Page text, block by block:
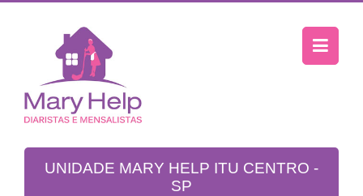
UNIDADE MARY HELP ITU CENTRO -
SP